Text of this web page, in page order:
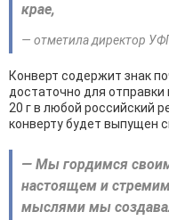
крае,
— отметила директор
Конверт содержит знак
достаточно для
20 г в любой российский
конверту будет выпущен
— Мы гордимся
настоящем и
мыслями мы